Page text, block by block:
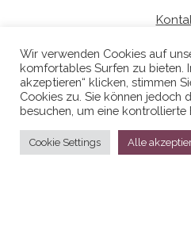
Stolz präsentiert von
Wir verwenden Cookies auf
komfortables Surfen zu bieten.
akzeptieren“ klicken, stimmen
Cookies zu. Sie können jedoch
besuchen, um eine kontrollierte
Cookie Settings Alle